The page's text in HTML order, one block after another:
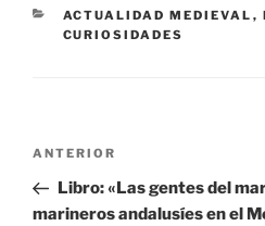
CATEGORÍAS
ACTUALIDAD MEDIEVAL ,
CURIOSIDADES
Navegación
entradas
Entrada
anterior:
ANTERIOR
Libro: «Las gentes del
marineros andalusíes en el